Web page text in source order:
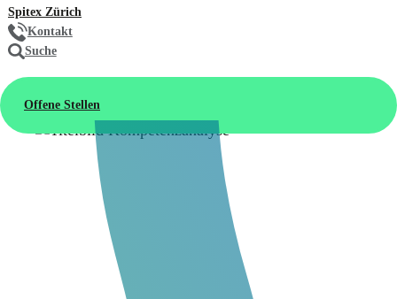
Spitex Zürich
Kontakt
Suche
Offene Stellen